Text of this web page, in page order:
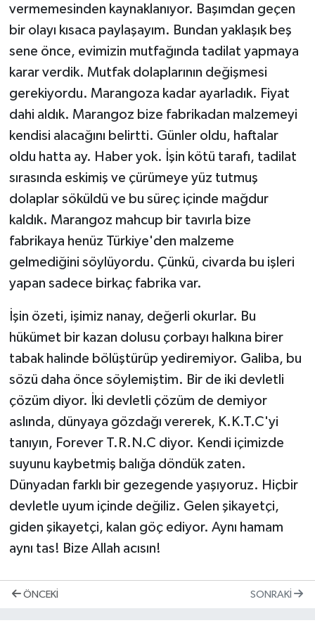
vermemesinden kaynaklanıyor. Başımdan geçen
bir olayı kısaca paylaşayım. Bundan yaklaşık beş
sene önce, evimizin mutfağında tadilat yapmaya
karar verdik. Mutfak dolaplarının değişmesi
gerekiyordu. Marangoza kadar ayarladık. Fiyat
dahi aldık. Marangoz bize fabrikadan malzemeyi
kendisi alacağını belirtti. Günler oldu, haftalar
oldu hatta ay. Haber yok. İşin kötü tarafı, tadilat
sırasında eskimiş ve çürümeye yüz tutmuş
dolaplar söküldü ve bu süreç içinde mağdur
kaldık. Marangoz mahcup bir tavırla bize
fabrikaya henüz Türkiye'den malzeme
gelmediğini söylüyordu. Çünkü, civarda bu işleri
yapan sadece birkaç fabrika var.
İşin özeti, işimiz nanay, değerli okurlar. Bu
hükümet bir kazan dolusu çorbayı halkına birer
tabak halinde bölüştürüp yediremiyor. Galiba, bu
sözü daha önce söylemiştim. Bir de iki devletli
çözüm diyor. İki devletli çözüm de demiyor
aslında, dünyaya gözdağı vererek, K.K.T.C'yi
tanıyın, Forever T.R.N.C diyor. Kendi içimizde
suyunu kaybetmiş balığa döndük zaten.
Dünyadan farklı bir gezegende yaşıyoruz. Hiçbir
devletle uyum içinde değiliz. Gelen şikayetçi,
giden şikayetçi, kalan göç ediyor. Aynı hamam
aynı tas! Bize Allah acısın!
ÖNCEKI SONRAKI